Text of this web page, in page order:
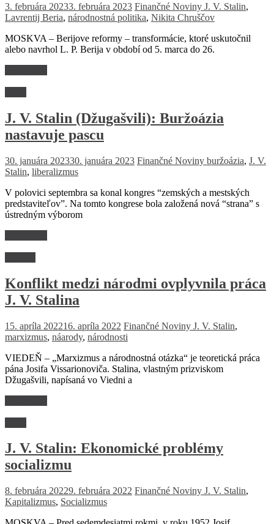
3. februára 20233. februára 2023 Finančné Noviny J. V. Stalin,
Lavrentij Beria, národnostná politika, Nikita Chruščov
MOSKVA – Berijove reformy – transformácie, ktoré uskutočnil
alebo navrhol L. P. Berija v období od 5. marca do 26.
J. V. Stalin (Džugašvili): Buržoázia
nastavuje pascu
30. januára 202330. januára 2023 Finančné Noviny buržoázia, J. V.
Stalin, liberalizmus
V polovici septembra sa konal kongres “zemských a mestských
predstaviteľov”. Na tomto kongrese bola založená nová “strana” s
ústredným výborom
Konflikt medzi národmi ovplyvnila práca
J. V. Stalina
15. apríla 202216. apríla 2022 Finančné Noviny J. V. Stalin,
marxizmus, náarody, národnosti
VIEDEŇ – „Marxizmus a národnostná otázka“ je teoretická práca
pána Josifa Vissarionoviča. Stalina, vlastným prizviskom
Džugašvili, napísaná vo Viedni a
J. V. Stalin: Ekonomické problémy
socializmu
8. februára 20229. februára 2022 Finančné Noviny J. V. Stalin,
Kapitalizmus, Socializmus